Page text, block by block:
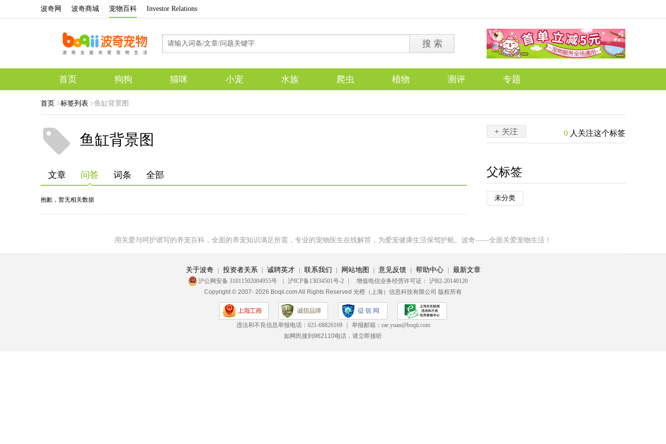
波奇网 波奇商城 宠物百科 Investor Relations
首页 狗狗 猫咪 小宠 水族 爬虫 植物 测评 专题
首页 >标签列表 >鱼缸背景图
鱼缸背景图
文章 问答 词条 全部
抱歉，暂无相关数据
0 人关注这个标签
父标签
未分类
用关爱与呵护谱写的养宠百科，全面的养宠知识满足所需，专业的宠物医生在线解答，为爱宠健康生活保驾护航。波奇——全面关爱宠物生活！
关于波奇 投资者关系 诚聘英才 联系我们 网站地图 意见反馈 帮助中心 最新文章
沪公网安备 31011502004955号 沪ICP备13034501号-2 增值电信业务经营许可证： 沪B2-20140120
Copyright © 2007- 2026 Boqii.com All Rights Reserved 光橙（上海）信息科技有限公司 版权所有
违法和不良信息举报电话： 021-68826169 举报邮箱： rae.yuan@boqii.com
如网民接到962110电话，请立即接听